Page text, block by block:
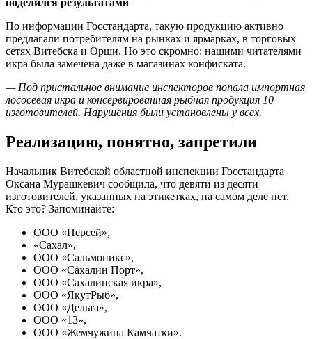
По информации Госстандарта, такую продукцию активно
предлагали потребителям на рынках и ярмарках, в торговых
сетях Витебска и Орши. Но это скромно: нашими читателями
икра была замечена даже в магазинах конфиската.
— Под пристальное внимание инспекторов попала импортная
лососевая икра и консервированная рыбная продукция 10
изготовителей. Нарушения были установлены у всех.
Реализацию, понятно, запретили
Начальник Витебской областной инспекции Госстандарта
Оксана Мурашкевич сообщила, что девяти из десяти
изготовителей, указанных на этикетках, на самом деле нет.
Кто это? Запоминайте:
ООО «Персей»,
«Сахал»,
ООО «Сальмоникс»,
ООО «Сахалин Порт»,
ООО «Сахалинская икра»,
ООО «ЯкутРыб»,
ООО «Дельта»,
ООО «13»,
ООО «Жемчужина Камчатки».